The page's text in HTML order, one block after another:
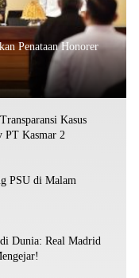
Penataan Honorer
Kasus
PT Kasmar 2
PSU di Malam
Dunia: Real Madrid